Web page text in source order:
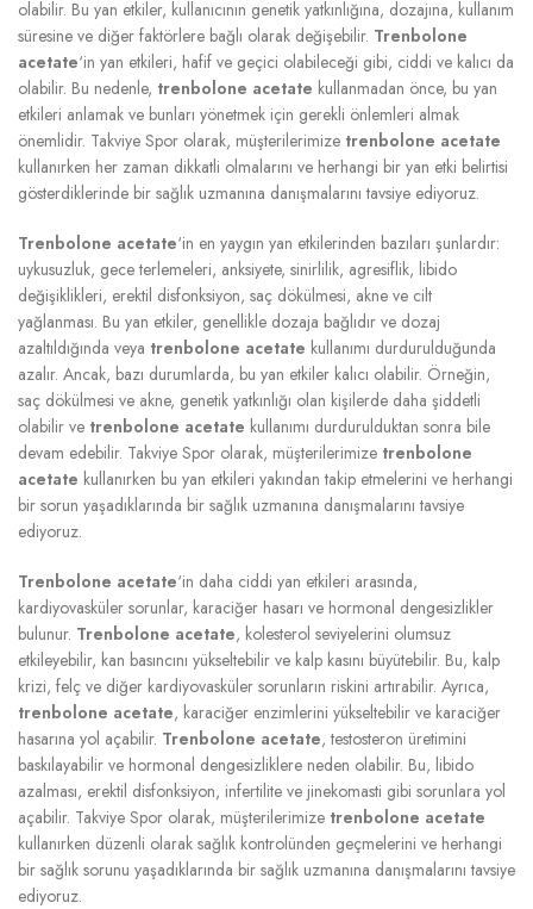
olabilir. Bu yan etkiler, kullanıcının genetik yatkınlığına, dozajına, kullanım
süresine ve diğer faktörlere bağlı olarak değişebilir. Trenbolone
acetate‘in yan etkileri, hafif ve geçici olabileceği gibi, ciddi ve kalıcı da
olabilir. Bu nedenle, trenbolone acetate kullanmadan önce, bu yan
etkileri anlamak ve bunları yönetmek için gerekli önlemleri almak
önemlidir. Takviye Spor olarak, müşterilerimize trenbolone acetate
kullanırken her zaman dikkatli olmalarını ve herhangi bir yan etki belirtisi
gösterdiklerinde bir sağlık uzmanına danışmalarını tavsiye ediyoruz.
Trenbolone acetate‘in en yaygın yan etkilerinden bazıları şunlardır:
uykusuzluk, gece terlemeleri, anksiyete, sinirlilik, agresiflik, libido
değişiklikleri, erektil disfonksiyon, saç dökülmesi, akne ve cilt
yağlanması. Bu yan etkiler, genellikle dozaja bağlıdır ve dozaj
azaltıldığında veya trenbolone acetate kullanımı durdurulduğunda
azalır. Ancak, bazı durumlarda, bu yan etkiler kalıcı olabilir. Örneğin,
saç dökülmesi ve akne, genetik yatkınlığı olan kişilerde daha şiddetli
olabilir ve trenbolone acetate kullanımı durdurulduktan sonra bile
devam edebilir. Takviye Spor olarak, müşterilerimize trenbolone
acetate kullanırken bu yan etkileri yakından takip etmelerini ve herhangi
bir sorun yaşadıklarında bir sağlık uzmanına danışmalarını tavsiye
ediyoruz.
Trenbolone acetate‘in daha ciddi yan etkileri arasında,
kardiyovasküler sorunlar, karaciğer hasarı ve hormonal dengesizlikler
bulunur. Trenbolone acetate, kolesterol seviyelerini olumsuz
etkileyebilir, kan basıncını yükseltebilir ve kalp kasını büyütebilir. Bu, kalp
krizi, felç ve diğer kardiyovasküler sorunların riskini artırabilir. Ayrıca,
trenbolone acetate, karaciğer enzimlerini yükseltebilir ve karaciğer
hasarına yol açabilir. Trenbolone acetate, testosteron üretimini
baskılayabilir ve hormonal dengesizliklere neden olabilir. Bu, libido
azalması, erektil disfonksiyon, infertilite ve jinekomasti gibi sorunlara yol
açabilir. Takviye Spor olarak, müşterilerimize trenbolone acetate
kullanırken düzenli olarak sağlık kontrolünden geçmelerini ve herhangi
bir sağlık sorunu yaşadıklarında bir sağlık uzmanına danışmalarını tavsiye
ediyoruz.